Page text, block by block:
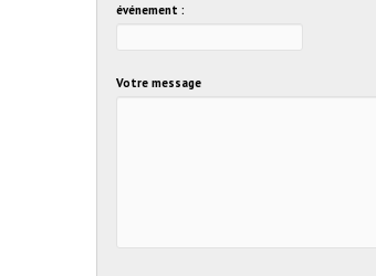
événement :
Votre message